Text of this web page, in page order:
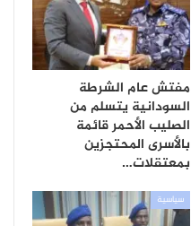
مفتش عام الشرطة
السودانية يتسلم من
الصليب الأحمر قائمة
بالأسرى المحتجزين
بمعتقلات…
سياسية